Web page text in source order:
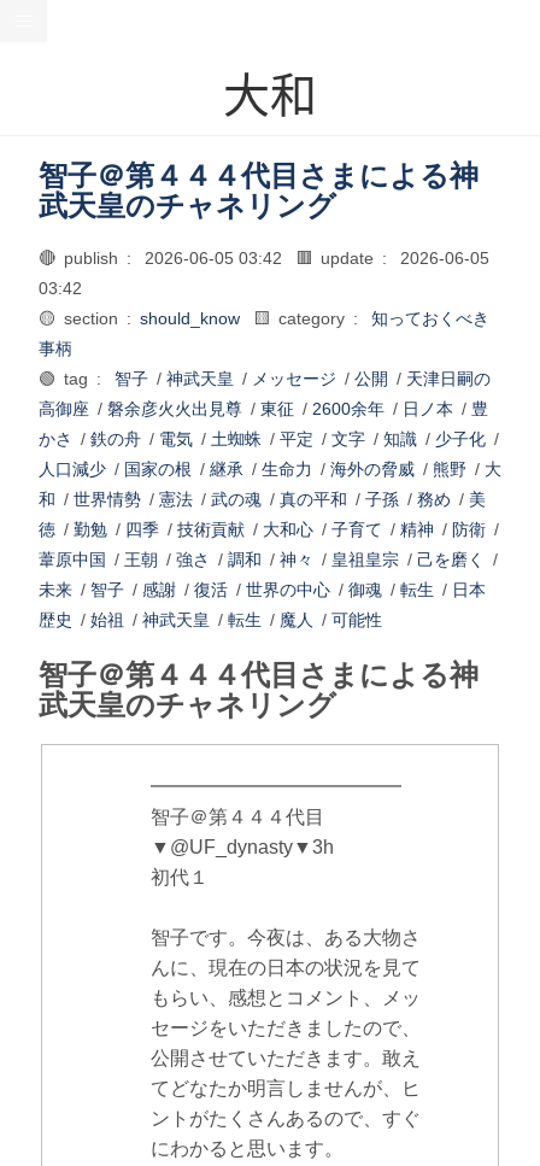
大和
智子＠第４４４代目さまによる神
武天皇のチャネリング
🔴 publish : 2026-06-05 03:42 🟥 update :
2026-06-05
03:42
🟡 section : should_know 🟨 category :
知っておくべき
事柄
🟢 tag :
智子 / 神武天皇 / メッセージ / 公開 / 天津日嗣の
高御座 / 磐余彦火火出見尊 / 東征 / 2600余年 / 日ノ本 / 豊
かさ
/ 鉄の舟 / 電気 / 土蜘蛛 / 平定 / 文字 / 知識 / 少子化 /
人口減少 / 国家の根 / 継承 / 生命力 / 海外の脅威 / 熊野 / 大
和 / 世界情勢 / 憲法 / 武の魂 / 真の平和 / 子孫 / 務め / 美
徳 / 勤勉 / 四季 / 技術貢献 / 大和心 / 子育て / 精神 / 防衛 /
葦原中国 / 王朝 / 強さ / 調和 / 神々 / 皇祖皇宗 / 己を磨く
/
未来 / 智子 / 感謝 / 復活 / 世界の中心 / 御魂 / 転生 / 日本
歴史 / 始祖 / 神武天皇 / 転生 / 魔人 / 可能性
智子＠第４４４代目さまによる神
武天皇のチャネリング
━━━━━━━━━━━━━
智子＠第４４４代目
▼@UF_dynasty▼3h
初代１
智子です。今夜は、ある大物さ
んに、現在の日本の状況を見て
もらい、感想とコメント、メッ
セージをいただきましたので、
公開させていただきます。敢え
てどなたか明言しませんが、ヒ
ントがたくさんあるので、すぐ
にわかると思います。